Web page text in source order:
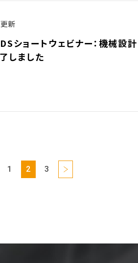
新
ショートウェビナー：機械設計
しました
1 2 3